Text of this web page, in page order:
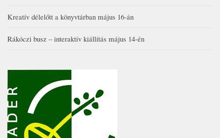
Kreatív délelőtt a könyvtárban május 16-án
Rákóczi busz – interaktív kiállítás május 14-én